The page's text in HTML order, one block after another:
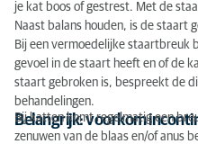
je kat boos of gestrest. Met de
Naast balans houden, is de staart
Bij een vermoedelijke staartbreuk
gevoel in de staart heeft en of de
staart gebroken is, bespreekt de
behandelingen.
Belangrijk: voorkom
Bij katten komt regelmatig een
zenuwen van de blaas en/of anus